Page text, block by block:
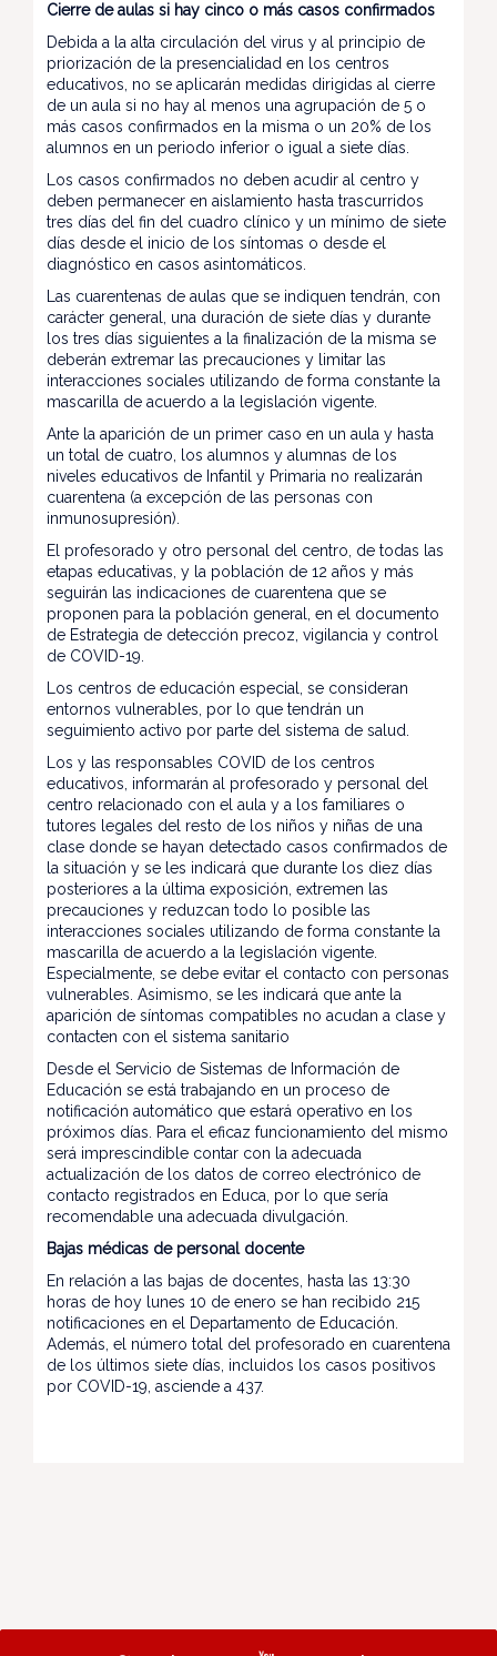
Cierre de aulas si hay cinco o más casos confirmados
Debida a la alta circulación del virus y al principio de
priorización de la presencialidad en los centros
educativos, no se aplicarán medidas dirigidas al cierre
de un aula si no hay al menos una agrupación de 5 o
más casos confirmados en la misma o un 20% de los
alumnos en un periodo inferior o igual a siete días.
Los casos confirmados no deben acudir al centro y
deben permanecer en aislamiento hasta trascurridos
tres días del fin del cuadro clínico y un mínimo de siete
días desde el inicio de los síntomas o desde el
diagnóstico en casos asintomáticos.
Las cuarentenas de aulas que se indiquen tendrán, con
carácter general, una duración de siete días y durante
los tres días siguientes a la finalización de la misma se
deberán extremar las precauciones y limitar las
interacciones sociales utilizando de forma constante la
mascarilla de acuerdo a la legislación vigente.
Ante la aparición de un primer caso en un aula y hasta
un total de cuatro, los alumnos y alumnas de los
niveles educativos de Infantil y Primaria no realizarán
cuarentena (a excepción de las personas con
inmunosupresión).
El profesorado y otro personal del centro, de todas las
etapas educativas, y la población de 12 años y más
seguirán las indicaciones de cuarentena que se
proponen para la población general, en el documento
de Estrategia de detección precoz, vigilancia y control
de COVID-19.
Los centros de educación especial, se consideran
entornos vulnerables, por lo que tendrán un
seguimiento activo por parte del sistema de salud.
Los y las responsables COVID de los centros
educativos, informarán al profesorado y personal del
centro relacionado con el aula y a los familiares o
tutores legales del resto de los niños y niñas de una
clase donde se hayan detectado casos confirmados de
la situación y se les indicará que durante los diez días
posteriores a la última exposición, extremen las
precauciones y reduzcan todo lo posible las
interacciones sociales utilizando de forma constante la
mascarilla de acuerdo a la legislación vigente.
Especialmente, se debe evitar el contacto con personas
vulnerables. Asimismo, se les indicará que ante la
aparición de síntomas compatibles no acudan a clase y
contacten con el sistema sanitario
Desde el Servicio de Sistemas de Información de
Educación se está trabajando en un proceso de
notificación automático que estará operativo en los
próximos días. Para el eficaz funcionamiento del mismo
será imprescindible contar con la adecuada
actualización de los datos de correo electrónico de
contacto registrados en Educa, por lo que sería
recomendable una adecuada divulgación.
Bajas médicas de personal docente
En relación a las bajas de docentes, hasta las 13:30
horas de hoy lunes 10 de enero se han recibido 215
notificaciones en el Departamento de Educación.
Además, el número total del profesorado en cuarentena
de los últimos siete días, incluidos los casos positivos
por COVID-19, asciende a 437.